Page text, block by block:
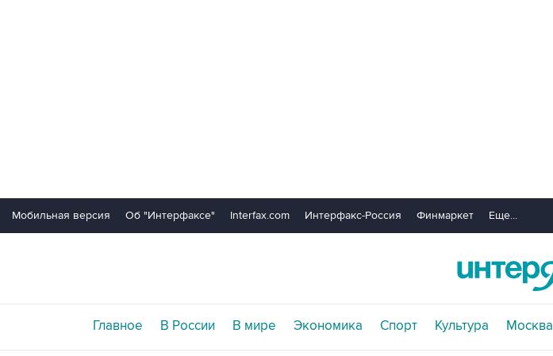
Мобильная версия Об "Интерфаксе" Interfax.com Интерфакс-Россия Финмаркет Еще...
Главное В России В мире Экономика Спорт Культура Москва